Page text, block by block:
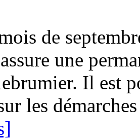
de
une
Il est
les